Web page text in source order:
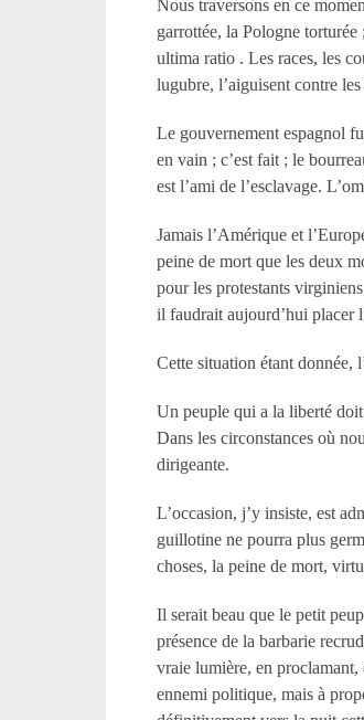
Nous traversons en ce
garrottée, la Pologne
ultima ratio . Les races, les
lugubre, l’aiguisent contre les
Le gouvernement espagnol
en vain ; c’est fait ; le
est l’ami de l’esclavage.
Jamais l’Amérique et
peine de mort que les deux
pour les protestants
il faudrait aujourd’hui placer
Cette situation étant donnée,
Un peuple qui a la liberté
Dans les circonstances où
dirigeante.
L’occasion, j’y insiste, est
guillotine ne pourra plus
choses, la peine de mort,
Il serait beau que le petit
présence de la barbarie
vraie lumière, en
ennemi politique, mais à